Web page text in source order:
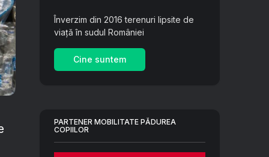
Înverzim din 2016 terenuri lipsite de
viață în sudul României
Cine suntem
PARTENER MOBILITATE PĂDUREA
COPIILOR